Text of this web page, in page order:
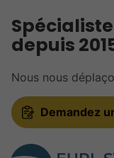
depuis
Nous nous
Demandez